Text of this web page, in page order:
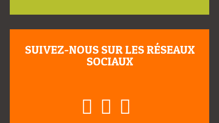
SUIVEZ-NOUS SUR LES RÉSEAUX
SOCIAUX